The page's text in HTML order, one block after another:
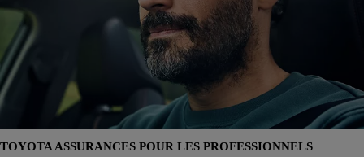
TOYOTA ASSURANCES POUR LES PROFESSIONNELS